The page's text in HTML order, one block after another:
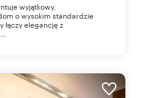
wyjątkowy,
o wysokim standardzie
łączy elegancję z